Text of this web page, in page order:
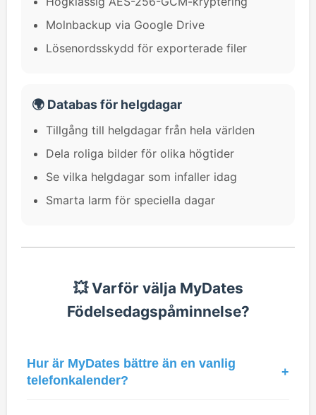
Molnbackup via Google Drive
Lösenordsskydd för exporterade filer
🌍 Databas för helgdagar
Tillgång till helgdagar från hela världen
Dela roliga bilder för olika högtider
Se vilka helgdagar som infaller idag
Smarta larm för speciella dagar
💥 Varför välja MyDates
Födelsedagspåminnelse?
Hur är MyDates bättre än en vanlig
telefonkalender?
+